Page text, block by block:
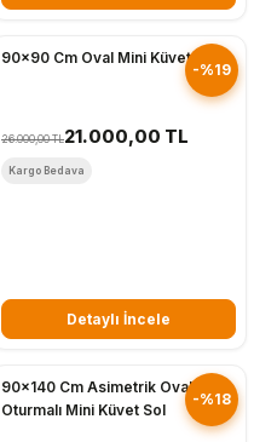
-%19
90x90 Cm Oval Mini Küvet
26.000,00 TL21.000,00 TL
Kargo Bedava
Detaylı İncele
-%18
90x140 Cm Asimetrik Oval
Oturmalı Mini Küvet Sol